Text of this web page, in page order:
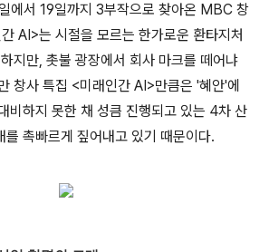
에서 19일까지 3부작으로 찾아온 MBC 창
AI>는 시절을 모르는 한가로운 환타지처
지만, 촛불 광장에서 회사 마크를 떼어냐
창사 특집 <미래인간 AI>만큼은 '혜안'에
비하지 못한 채 성큼 진행되고 있는 4차 산
를 촉빠르게 짚어내고 있기 때문이다.